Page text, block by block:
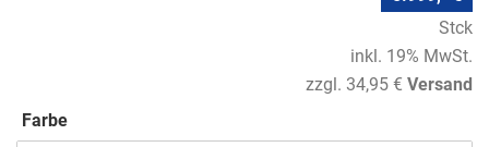
Stck
inkl. 19% MwSt.
zzgl. 34,95 € Versand
Farbe